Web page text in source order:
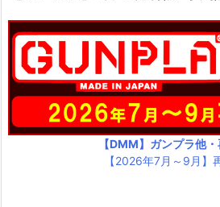
【DMM】ガンプラ他
【2026年7月～9月】